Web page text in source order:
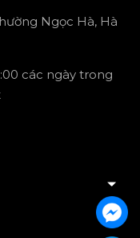
Ngọc Hà, Hà
các ngày trong